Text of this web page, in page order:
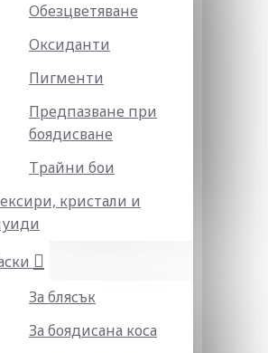
Обезцветяване
Оксиданти
Пигменти
Предпазване при
боядисване
Трайни бои
кристали и
За блясък
За боядисана коса